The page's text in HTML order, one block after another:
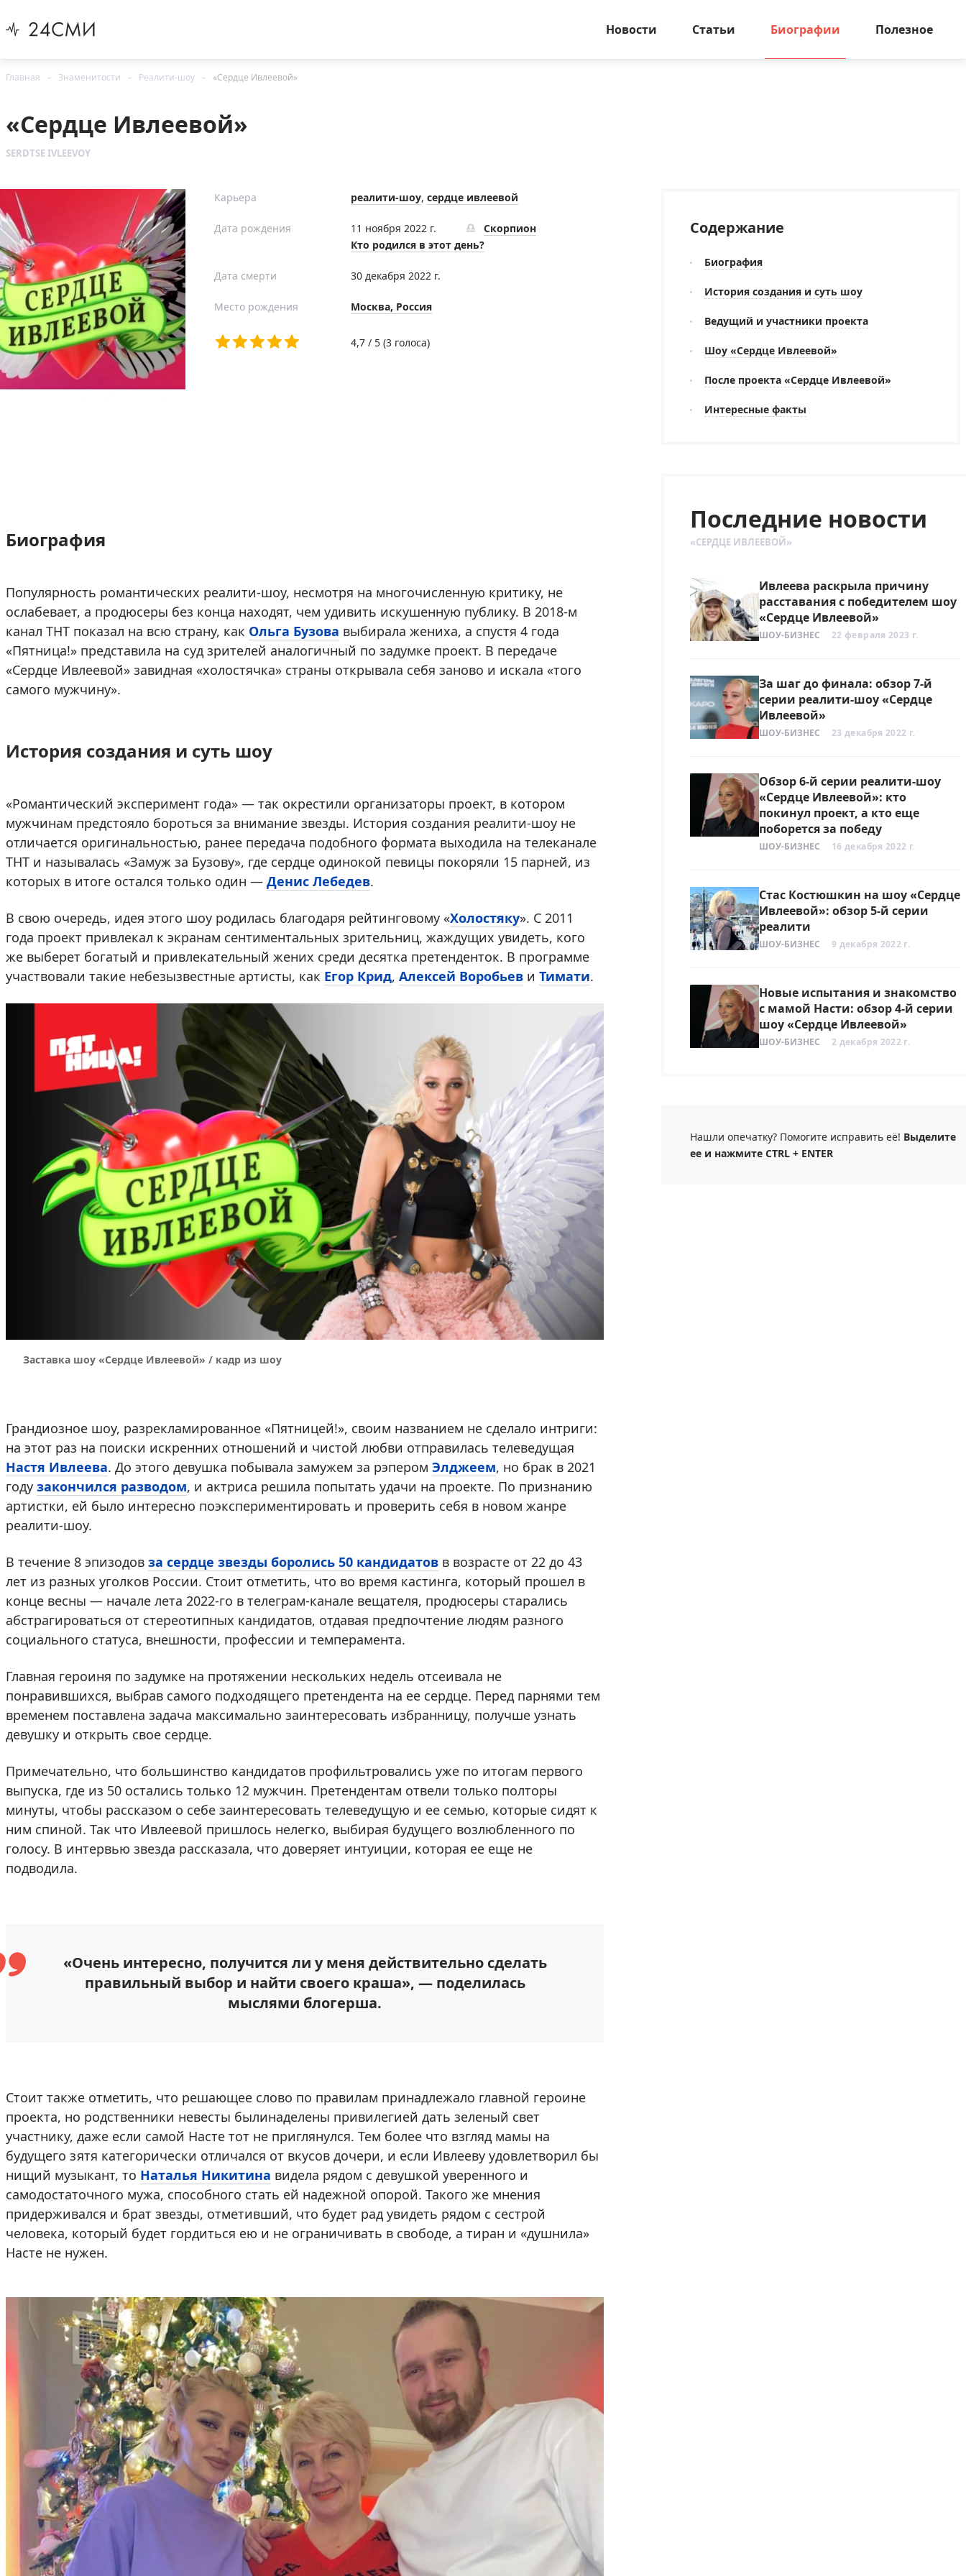
Новости Статьи Биографии Полезное
Главная Знаменитости Реалити-шоу «Сердце Ивлеевой»
«Сердце Ивлеевой»
SERDTSE IVLEEVOY
Карьера реалити-шоу, сердце ивлеевой
Дата рождения 11 ноября 2022 г.
Скорпион
Кто родился в этот день?
Дата смерти 30 декабря 2022 г.
Место рождения Москва, Россия
4,7 / 5 (3 голоса)
Биография
Популярность романтических реалити-шоу, несмотря на многочисленную критику, не
ослабевает, а продюсеры без конца находят, чем удивить искушенную публику. В 2018-м
канал ТНТ показал на всю страну, как Ольга Бузова выбирала жениха, а спустя 4 года
«Пятница!» представила на суд зрителей аналогичный по задумке проект. В передаче
«Сердце Ивлеевой» завидная «холостячка» страны открывала себя заново и искала «того
самого мужчину».
История создания и суть шоу
«Романтический эксперимент года» — так окрестили организаторы проект, в котором
мужчинам предстояло бороться за внимание звезды. История создания реалити-шоу не
отличается оригинальностью, ранее передача подобного формата выходила на телеканале
ТНТ и называлась «Замуж за Бузову», где сердце одинокой певицы покоряли 15 парней, из
которых в итоге остался только один — Денис Лебедев.
В свою очередь, идея этого шоу родилась благодаря рейтинговому «Холостяку». С 2011
года проект привлекал к экранам сентиментальных зрительниц, жаждущих увидеть, кого
же выберет богатый и привлекательный жених среди десятка претенденток. В программе
участвовали такие небезызвестные артисты, как Егор Крид, Алексей Воробьев и Тимати.
Заставка шоу «Сердце Ивлеевой» / кадр из шоу
Грандиозное шоу, разрекламированное «Пятницей!», своим названием не сделало интриги:
на этот раз на поиски искренних отношений и чистой любви отправилась телеведущая
Настя Ивлеева. До этого девушка побывала замужем за рэпером Элджеем, но брак в 2021
году закончился разводом, и актриса решила попытать удачи на проекте. По признанию
артистки, ей было интересно поэкспериментировать и проверить себя в новом жанре
реалити-шоу.
В течение 8 эпизодов за сердце звезды боролись 50 кандидатов в возрасте от 22 до 43
лет из разных уголков России. Стоит отметить, что во время кастинга, который прошел в
конце весны — начале лета 2022-го в телеграм-канале вещателя, продюсеры старались
абстрагироваться от стереотипных кандидатов, отдавая предпочтение людям разного
социального статуса, внешности, профессии и темперамента.
Главная героиня по задумке на протяжении нескольких недель отсеивала не
понравившихся, выбрав самого подходящего претендента на ее сердце. Перед парнями тем
временем поставлена задача максимально заинтересовать избранницу, получше узнать
девушку и открыть свое сердце.
Примечательно, что большинство кандидатов профильтровались уже по итогам первого
выпуска, где из 50 остались только 12 мужчин. Претендентам отвели только полторы
минуты, чтобы рассказом о себе заинтересовать телеведущую и ее семью, которые сидят к
ним спиной. Так что Ивлеевой пришлось нелегко, выбирая будущего возлюбленного по
голосу. В интервью звезда рассказала, что доверяет интуиции, которая ее еще не
подводила.
«Очень интересно, получится ли у меня действительно сделать
правильный выбор и найти своего краша», — поделилась
мыслями блогерша.
Стоит также отметить, что решающее слово по правилам принадлежало главной героине
проекта, но родственники невесты былинаделены привилегией дать зеленый свет
участнику, даже если самой Насте тот не приглянулся. Тем более что взгляд мамы на
будущего зятя категорически отличался от вкусов дочери, и если Ивлееву удовлетворил бы
нищий музыкант, то Наталья Никитина видела рядом с девушкой уверенного и
самодостаточного мужа, способного стать ей надежной опорой. Такого же мнения
придерживался и брат звезды, отметивший, что будет рад увидеть рядом с сестрой
человека, который будет гордиться ею и не ограничивать в свободе, а тиран и «душнила»
Насте не нужен.
Содержание
Биография
История создания и суть шоу
Ведущий и участники проекта
Шоу «Сердце Ивлеевой»
После проекта «Сердце Ивлеевой»
Интересные факты
Последние новости
«СЕРДЦЕ ИВЛЕЕВОЙ»
Ивлеева раскрыла причину
расставания с победителем шоу
«Сердце Ивлеевой»
ШОУ-БИЗНЕС 22 февраля 2023 г.
За шаг до финала: обзор 7-й
серии реалити-шоу «Сердце
Ивлеевой»
ШОУ-БИЗНЕС 23 декабря 2022 г.
Обзор 6-й серии реалити-шоу
«Сердце Ивлеевой»: кто
покинул проект, а кто еще
поборется за победу
ШОУ-БИЗНЕС 16 декабря 2022 г.
Стас Костюшкин на шоу «Сердце
Ивлеевой»: обзор 5-й серии
реалити
ШОУ-БИЗНЕС 9 декабря 2022 г.
Новые испытания и знакомство
с мамой Насти: обзор 4-й серии
шоу «Сердце Ивлеевой»
ШОУ-БИЗНЕС 2 декабря 2022 г.
Нашли опечатку? Помогите исправить её! Выделите
ее и нажмите CTRL + ENTER